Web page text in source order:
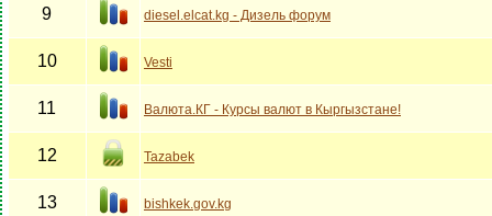
9 diesel.elcat.kg - Дизель форум
10 Vesti
11 Валюта.КГ - Курсы валют в Кыргызстане!
12 Tazabek
13 bishkek.gov.kg